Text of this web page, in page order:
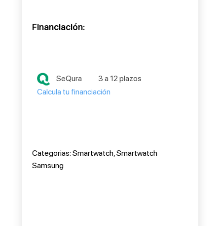
Financiación:
SeQura
3 a 12 plazos
Calcula tu financiación
Categorias: Smartwatch,Smartwatch
Samsung